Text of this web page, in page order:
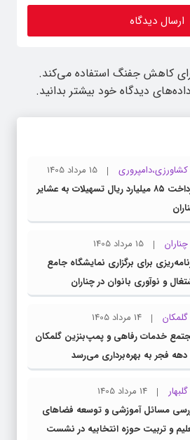
کاهش جفنگ استفاده می‌کند.
دیدگاه خود بیشتر بدانید.
کشاورزی،دامپروری
15 مرداد 1405
پرداخت ۸۵ میلیارد ریال تسهیلات به عشایر
چناران
15 مرداد 1405
برای برگزاری نمایشگاه جامع
و نوآوری بانوان در چناران
گلمکان
14 مرداد 1405
خدمات رفاهی و پمپ‌بنزین گلمکان
دهه فجر به بهره‌برداری می‌رسد
گلبهار
14 مرداد 1405
مسائل آموزشی و توسعه فضاهای
و تربیت حوزه انتخابیه در نشست